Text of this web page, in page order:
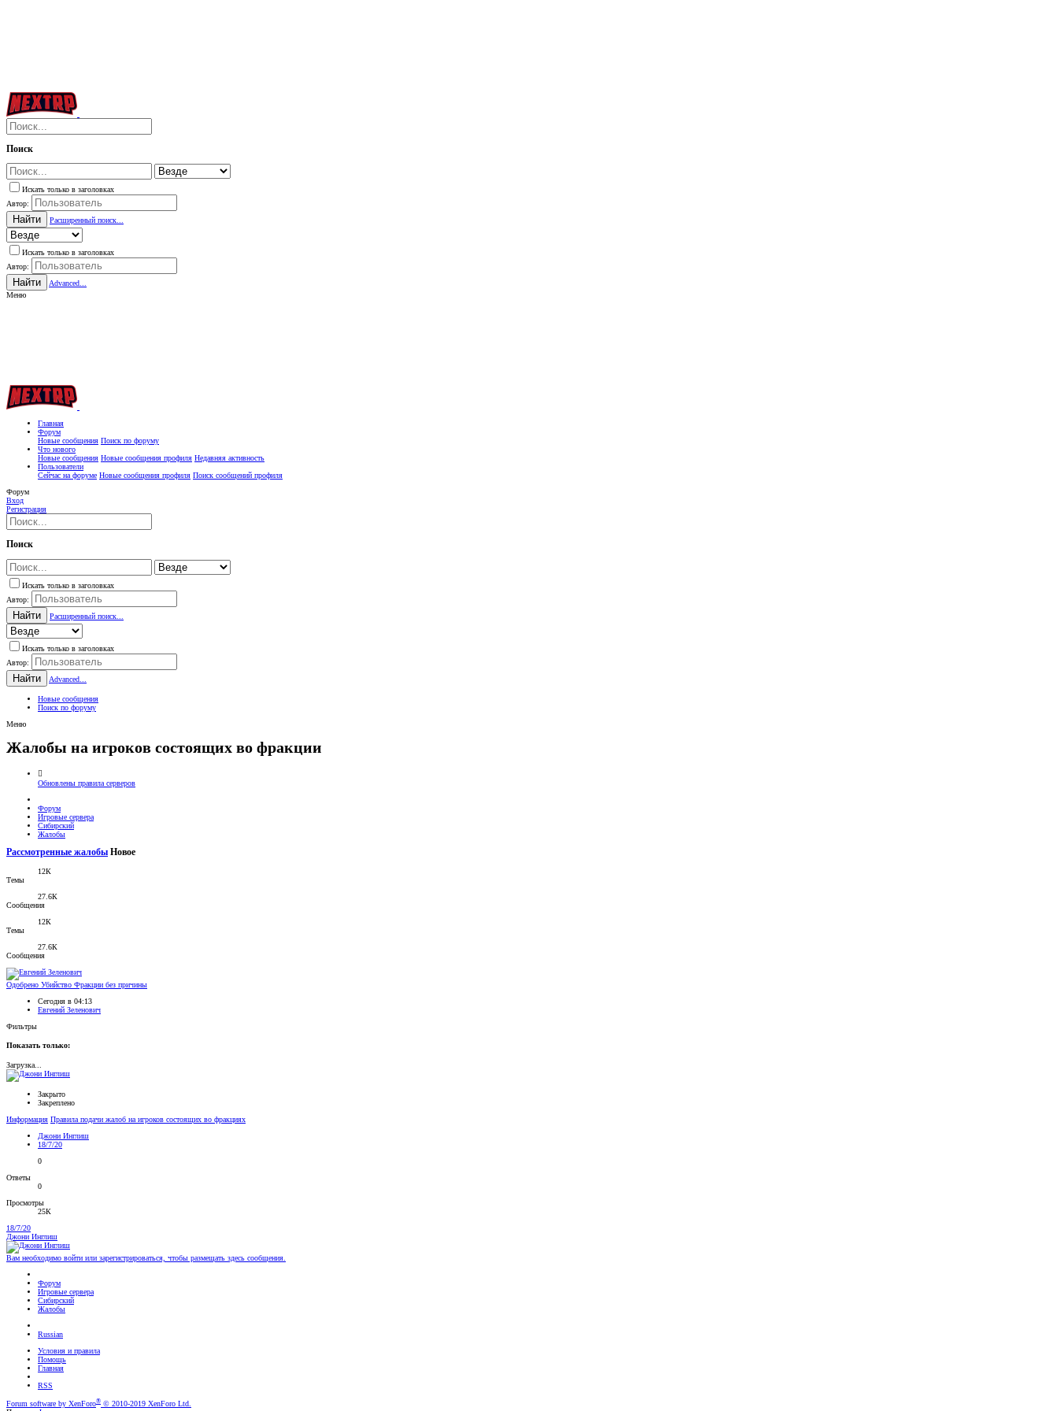
Поиск
Искать только в заголовках
Автор:
Найти Расширенный поиск...
Искать только в заголовках
Автор:
Найти
Advanced...
Меню
Главная
Форум
Новые сообщения Поиск по форуму
Что нового
Новые сообщения Новые сообщения профиля Недавняя активность
Пользователи
Сейчас на форуме Новые сообщения профиля Поиск сообщений профиля
Форум
Вход
Регистрация
Поиск
Искать только в заголовках
Автор:
Найти Расширенный поиск...
Искать только в заголовках
Автор:
Найти Advanced...
Новые сообщения
Поиск по форуму
Меню
Жалобы на игроков состоящих во фракции
Обновлены правила серверов
Форум
Игровые сервера
Сибирский
Жалобы
Рассмотренные жалобы Новое
12К
Темы
27.6К
Сообщения
12К
Темы
27.6К
Сообщения
Одобрено Убийство Фракции без причины
Сегодня в 04:13
Евгений Зеленович
Фильтры
Показать только:
Загрузка...
Закрыто
Закреплено
Информация Правила подачи жалоб на игроков состоящих во фракциях
Джони Инглиш
18/7/20
0
Ответы
0
Просмотры
25К
18/7/20
Джони Инглиш
Вам необходимо войти или зарегистрироваться, чтобы размещать здесь сообщения.
Форум
Игровые сервера
Сибирский
Жалобы
Russian
Условия и правила
Помощь
Главная
RSS
Forum software by XenForo® © 2010-2019 XenForo Ltd.